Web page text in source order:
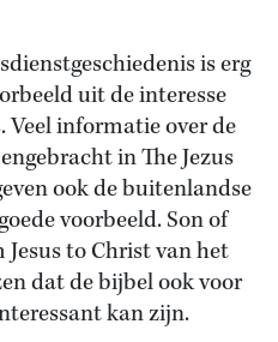
is erg
uit de interesse
Veel informatie over de
in The Jezus
ook de buitenlandse
voorbeeld. Son of
Jesus to Christ van het
dat de bijbel ook voor
kan zijn.